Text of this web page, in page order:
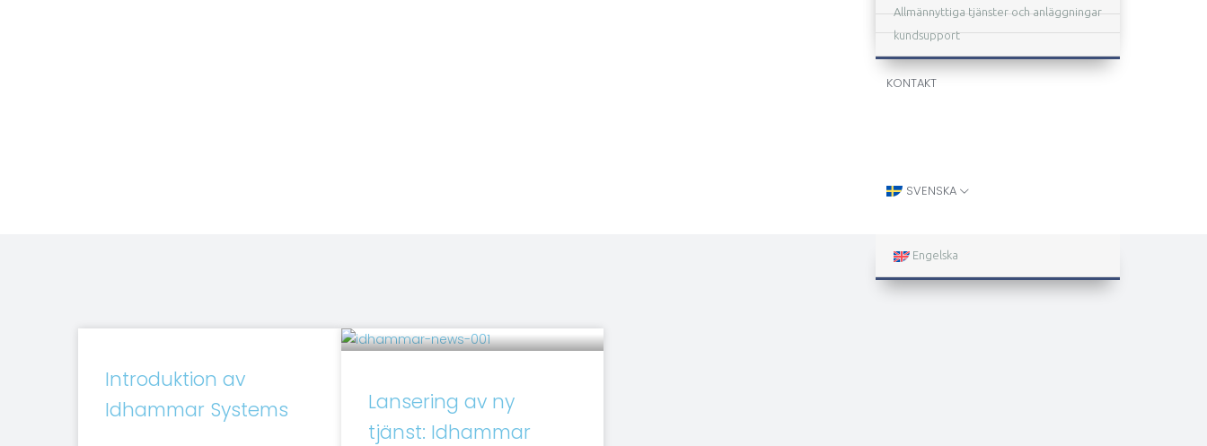
Allmännyttiga tjänster och anläggningar
kundsupport
KONTAKT
SVENSKA
Engelska
Introduktion av
Idhammar Systems
Lansering av ny
tjänst: Idhammar